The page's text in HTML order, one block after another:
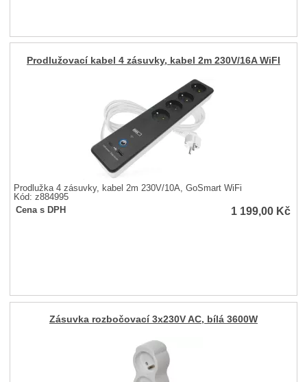
Prodlužovací kabel 4 zásuvky, kabel 2m 230V/16A WiFI
Prodlužka 4 zásuvky, kabel 2m 230V/10A, GoSmart WiFi
Kód: z884995
Cena s DPH
1 199,00 Kč
Zásuvka rozbočovací 3x230V AC, bílá 3600W